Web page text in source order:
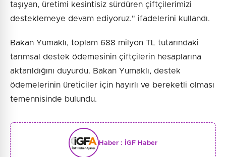
taşıyan, üretimi kesintisiz sürdüren çiftçilerimizi
desteklemeye devam ediyoruz." ifadelerini kullandı.
Bakan Yumaklı, toplam 688 milyon TL tutarındaki
tarımsal destek ödemesinin çiftçilerin hesaplarına
aktarıldığını duyurdu. Bakan Yumaklı, destek
ödemelerinin üreticiler için hayırlı ve bereketli olması
temennisinde bulundu.
Haber : İGF Haber